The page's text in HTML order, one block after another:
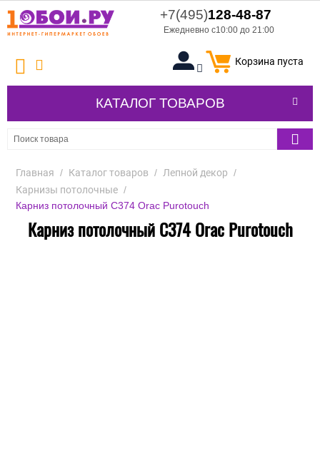
+7(495)128-48-87
Ежедневно с10:00 до 21:00
Корзина пуста
КАТАЛОГ ТОВАРОВ
Главная / Каталог товаров / Лепной декор /
Карнизы потолочные /
Карниз потолочный C374 Orac Purotouch
Карниз потолочный C374 Orac Purotouch